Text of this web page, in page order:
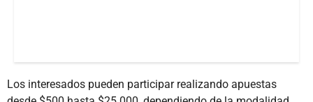
Los interesados pueden participar realizando apuestas